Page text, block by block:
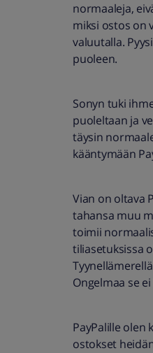
normaaleja,
miksi ostos on
valuutalla.
puoleen.
Sonyn tuki
puoleltaan ja
täysin
kääntymään
Vian on oltava
tahansa muu
toimii
tiliasetuksissa
Ongelmaa se
PayPalille olen
ostokset